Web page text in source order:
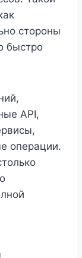
стороны
быстро
API,
операции.